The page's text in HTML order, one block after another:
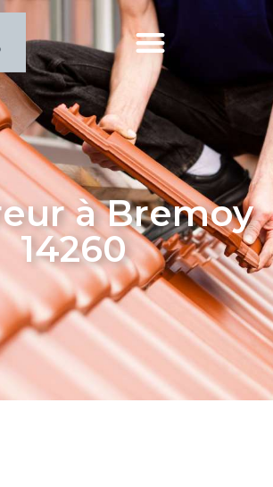
à Bremoy
14260